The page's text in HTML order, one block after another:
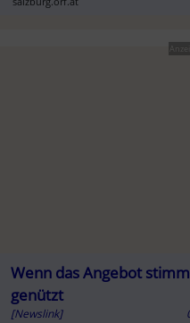
Wenn das Angebot
genützt
[Newslink]